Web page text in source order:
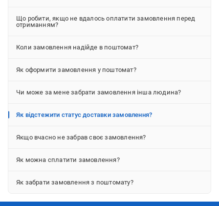
Що робити, якщо не вдалось оплатити замовлення перед
отриманням?
Коли замовлення надійде в поштомат?
Як оформити замовлення у поштомат?
Чи може за мене забрати замовлення інша людина?
Як відстежити статус доставки замовлення?
Якщо вчасно не забрав своє замовлення?
Як можна сплатити замовлення?
Як забрати замовлення з поштомату?